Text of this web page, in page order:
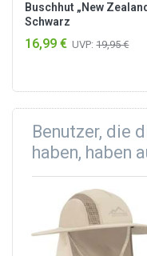
Buschhut „New
Schwarz
16,99 € UVP: 19,95 €
Benutzer, die
haben, haben